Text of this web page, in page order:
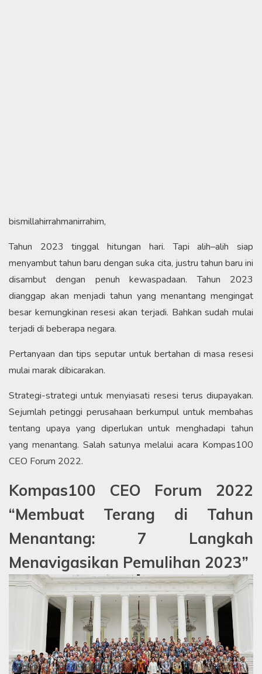
bismillahirrahmanirrahim,
Tahun 2023 tinggal hitungan hari. Tapi alih–alih siap
menyambut tahun baru dengan suka cita, justru tahun baru ini
disambut dengan penuh kewaspadaan. Tahun 2023
dianggap akan menjadi tahun yang menantang mengingat
besar kemungkinan resesi akan terjadi. Bahkan sudah mulai
terjadi di beberapa negara.
Pertanyaan dan tips seputar untuk bertahan di masa resesi
mulai marak dibicarakan.
Strategi-strategi untuk menyiasati resesi terus diupayakan.
Sejumlah petinggi perusahaan berkumpul untuk membahas
tentang upaya yang diperlukan untuk menghadapi tahun
yang menantang. Salah satunya melalui acara Kompas100
CEO Forum 2022.
Kompas100 CEO Forum 2022
“Membuat Terang di Tahun
Menantang: 7 Langkah
Menavigasikan Pemulihan 2023”